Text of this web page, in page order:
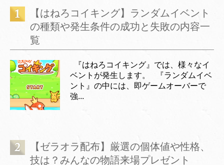
【はねろコイキング】ランダムイベント
の種類や発生条件の成功と失敗の内容一
覧
『はねろコイキング』では、様々なイ
ベントが発生します。 『ランダムイベ
ント』の中には、即ゲームオーバーで
強...
【ゼラオラ配布】厳選の個体値や性格、
技は？みんなの物語来場プレゼント